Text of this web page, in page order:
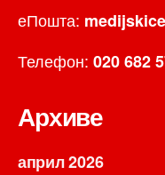
еПошта:
Телефон: 020 682
Архиве
април 2026